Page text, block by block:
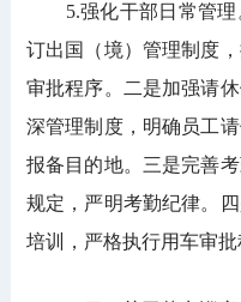
5.强化干部日常管理
订出国（境）管理制度
审批程序。二是加强请
深管理制度，明确员工
报备目的地。三是完善
规定，严明考勤纪律。
培训，严格执行用车审批